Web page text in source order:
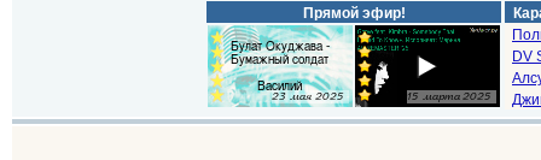
Прямой эфир!
DV